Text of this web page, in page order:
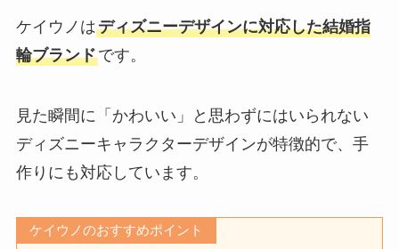
ケイウノはディズニーデザインに対応した結婚指
輪ブランドです。
見た瞬間に「かわいい」と思わずにはいられない
ディズニーキャラクターデザインが特徴的で、手
作りにも対応しています。
ケイウノのおすすめポイント